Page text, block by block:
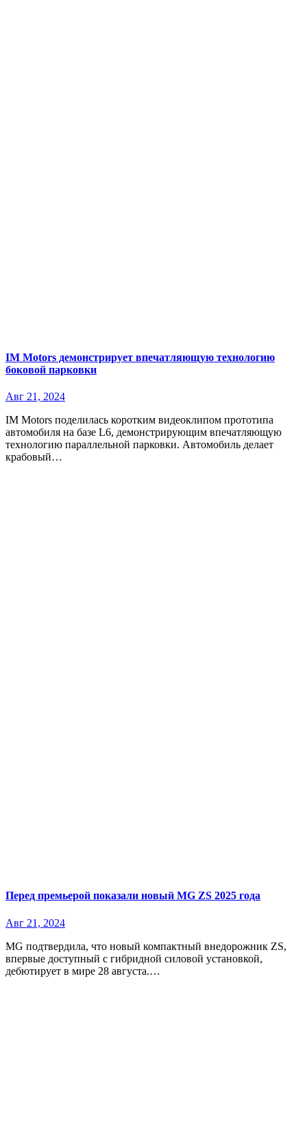
IM Motors демонстрирует впечатляющую технологию
боковой парковки
Авг 21, 2024
IM Motors поделилась коротким видеоклипом прототипа
автомобиля на базе L6, демонстрирующим впечатляющую
технологию параллельной парковки. Автомобиль делает
крабовый…
Перед премьерой показали новый MG ZS 2025 года
Авг 21, 2024
MG подтвердила, что новый компактный внедорожник ZS,
впервые доступный с гибридной силовой установкой,
дебютирует в мире 28 августа.…